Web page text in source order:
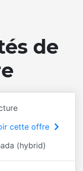
de
cette offre
(hybrid)